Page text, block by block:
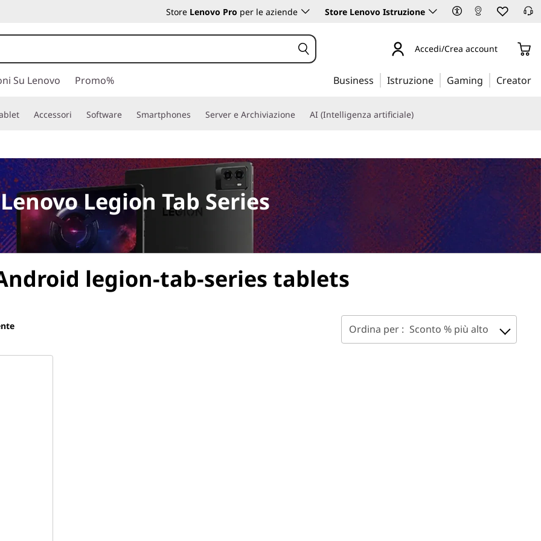
Store Lenovo Pro per le aziende Store Lenovo Istruzione
Accedi/Crea account
Su Lenovo Promo% Business Istruzione Gaming Creator
Accessori Software Smartphones Server e Archiviazione AI (Intelligenza artificiale)
Lenovo Legion Tab Series
legion-tab-series tablets
Ordina per : Sconto % più alto